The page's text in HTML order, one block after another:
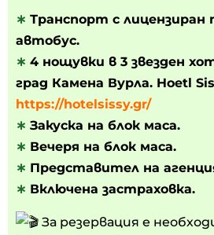
∗ Транспорт с лицензиран
автобус.
∗ 4 нощувки в 3 звезден
град Камена Вурла. Hoetl
https://hotelsissy.gr/
∗ Закуска на блок маса.
∗ Вечеря на блок маса.
∗ Представител на
∗ Включена застраховка.
За резервация е